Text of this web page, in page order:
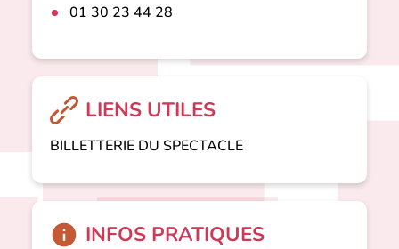
01 30 23 44 28
LIENS UTILES
BILLETTERIE DU SPECTACLE
INFOS PRATIQUES